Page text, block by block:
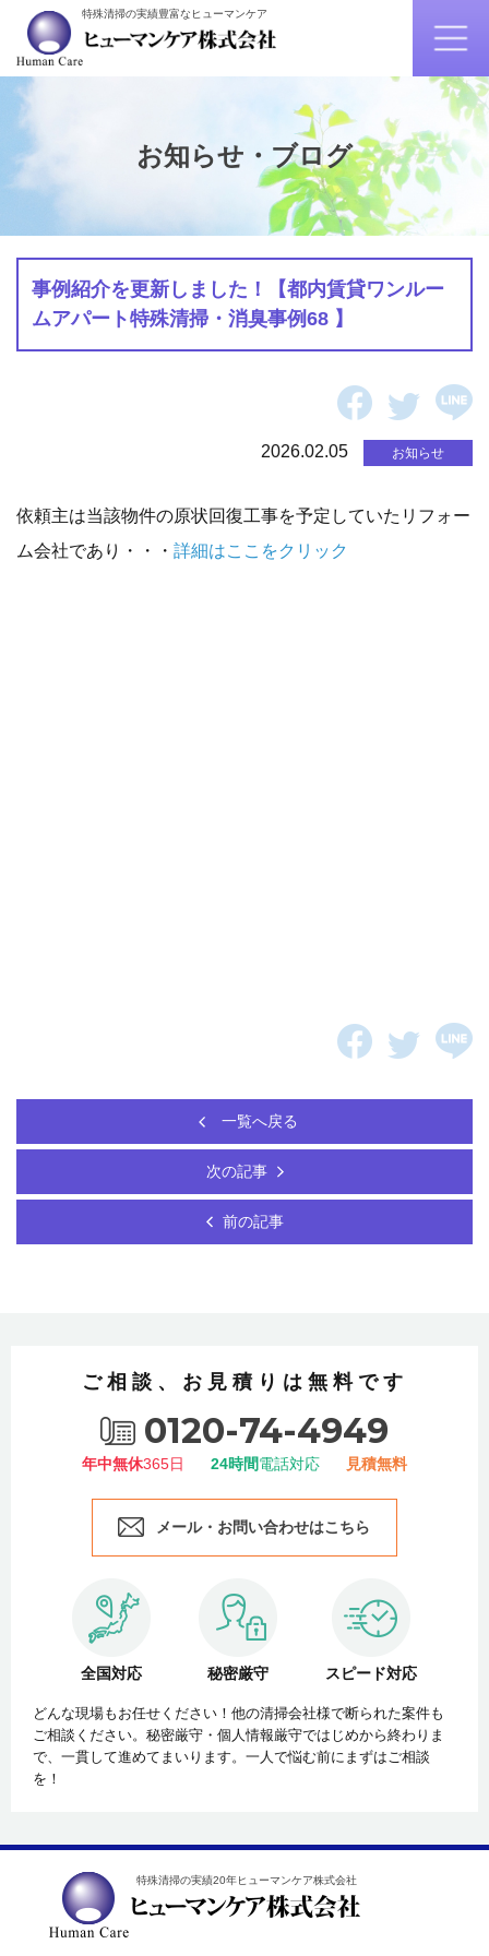
特殊清掃の実績豊富なヒューマンケア
お知らせ・ブログ
事例紹介を更新しました！【都内賃貸ワンルー
ムアパート特殊清掃・消臭事例68 】
2026.02.05 お知らせ
依頼主は当該物件の原状回復工事を予定していたリフォー
ム会社であり・・・ 詳細はここをクリック
一覧へ戻る
次の記事
前の記事
ご相談、お見積りは無料です
0120-74-4949
年中無休365日 24時間電話対応 見積無料
メール・お問い合わせはこちら
全国対応 秘密厳守 スピード対応
どんな現場もお任せください！他の清掃会社様で断られた案件も
ご相談ください。秘密厳守・個人情報厳守ではじめから終わりま
で、一貫して進めてまいります。一人で悩む前にまずはご相談
を！
特殊清掃の実績20年ヒューマンケア株式会社